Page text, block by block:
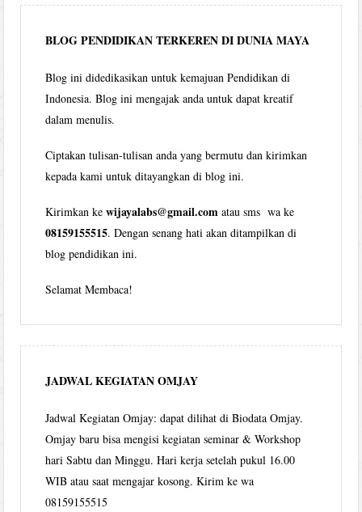
bulan
BLOG PENDIDIKAN TERKEREN DI DUNIA MAYA
Blog ini didedikasikan untuk kemajuan Pendidikan di
Indonesia. Blog ini mengajak anda untuk dapat kreatif
dalam menulis.
Ciptakan tulisan-tulisan anda yang bermutu dan kirimkan
kepada kami untuk ditayangkan di blog ini.
Kirimkan kewijayalabs@gmail.com atau sms wa ke
08159155515. Dengan senang hati akan ditampilkan di
blog pendidikan ini.
Selamat Membaca!
JADWAL KEGIATAN OMJAY
Jadwal Kegiatan Omjay: dapat dilihat di Biodata Omjay.
Omjay baru bisa mengisi kegiatan seminar & Workshop
hari Sabtu dan Minggu. Hari kerja setelah pukul 16.00
WIB atau saat mengajar kosong. Kirim ke wa
08159155515